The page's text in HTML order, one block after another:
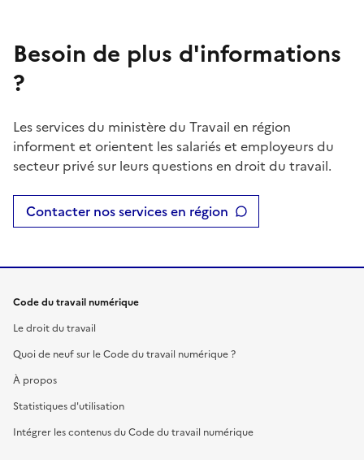
Besoin de plus d'informations
?
Les services du ministère du Travail en région
informent et orientent les salariés et employeurs du
secteur privé sur leurs questions en droit du travail.
Contacter nos services en région
Code du travail numérique
Le droit du travail
Quoi de neuf sur le Code du travail numérique ?
À propos
Statistiques d'utilisation
Intégrer les contenus du Code du travail numérique